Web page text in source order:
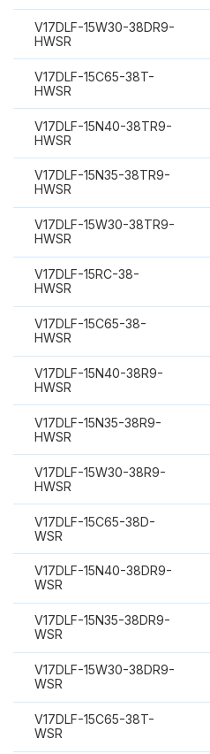
V17DLF-15W30-38DR9-
HWSR
V17DLF-15C65-38T-
HWSR
V17DLF-15N40-38TR9-
HWSR
V17DLF-15N35-38TR9-
HWSR
V17DLF-15W30-38TR9-
HWSR
V17DLF-15RC-38-
HWSR
V17DLF-15C65-38-
HWSR
V17DLF-15N40-38R9-
HWSR
V17DLF-15N35-38R9-
HWSR
V17DLF-15W30-38R9-
HWSR
V17DLF-15C65-38D-
WSR
V17DLF-15N40-38DR9-
WSR
V17DLF-15N35-38DR9-
WSR
V17DLF-15W30-38DR9-
WSR
V17DLF-15C65-38T-
WSR